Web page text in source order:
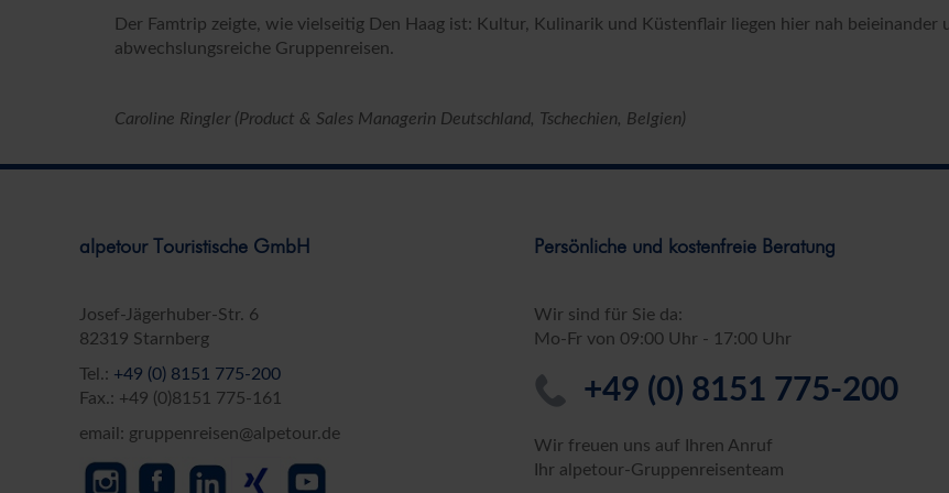
Der Famtrip zeigte, wie vielseitig Den Haag ist: Kultur, Kulinarik und Küstenflair liegen hier nah
abwechslungsreiche Gruppenreisen.
Caroline Ringler (Product & Sales Managerin Deutschland, Tschechien, Belgien)
alpetour Touristische GmbH
Josef-Jägerhuber-Str. 6
82319 Starnberg
Tel.: +49 (0) 8151 775-200
Fax.: +49 (0)8151 775-161
email: gruppenreisen@alpetour.de
Persönliche und kostenfreie Beratung
Wir sind für Sie da:
Mo-Fr von 09:00 Uhr - 17:00 Uhr
+49 (0) 8151 775-200
Wir freuen uns auf Ihren Anruf
Ihr alpetour-Gruppenreisenteam